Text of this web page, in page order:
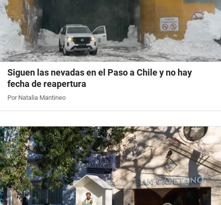
Siguen las nevadas en el Paso a Chile y no hay
fecha de reapertura
Por Natalia Mantineo